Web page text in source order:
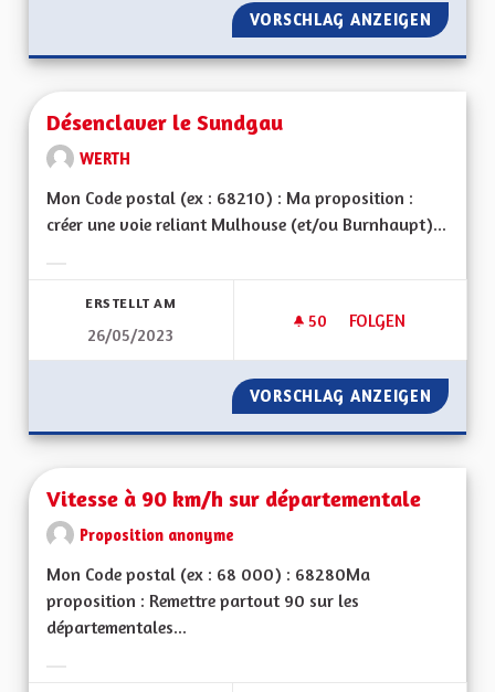
VORSCHLAG ANZEIGEN
Désenclaver le Sundgau
WERTH
Mon Code postal (ex : 68210) : Ma proposition :
créer une voie reliant Mulhouse (et/ou Burnhaupt)...
ERSTELLT AM
26/05/2023
50 50 FOLLOWER
FOLGEN
DÉSENCLAVER LE
VORSCHLAG ANZEIGEN
Vitesse à 90 km/h sur départementale
Proposition anonyme
Mon Code postal (ex : 68 000) : 68280Ma
proposition : Remettre partout 90 sur les
départementales...